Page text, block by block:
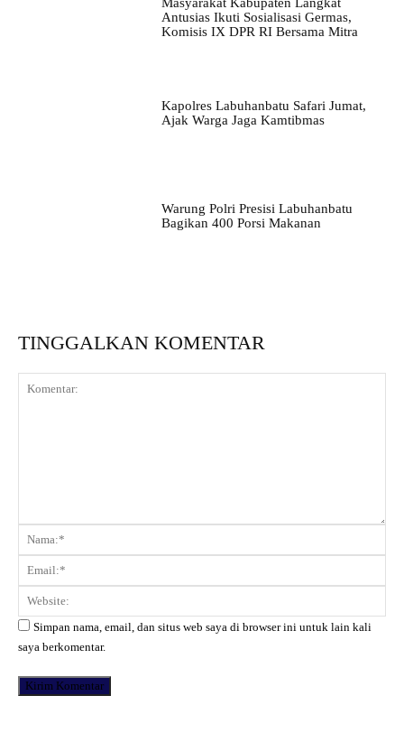
Antusias Ikuti Sosialisasi Germas,
Komisis IX DPR RI Bersama Mitra
Kapolres Labuhanbatu Safari Jumat,
Ajak Warga Jaga Kamtibmas
Warung Polri Presisi Labuhanbatu
Bagikan 400 Porsi Makanan
TINGGALKAN KOMENTAR
Komentar:
Simpan nama, email, dan situs web saya di browser ini untuk lain kali
saya berkomentar.